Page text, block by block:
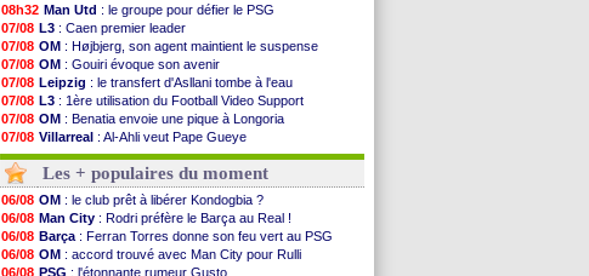
08h32 Man Utd : le groupe pour défier le PSG
07/08 L3 : Caen premier leader
07/08 OM : Højbjerg, son agent maintient le suspense
07/08 OM : Gouiri évoque son avenir
07/08 Leipzig : le transfert d'Asllani tombe à l'eau
07/08 L3 : 1ère utilisation du Football Video Support
07/08 OM : Benatia envoie une pique à Longoria
07/08 Villarreal : Al-Ahli veut Pape Gueye
07/08 Lyon: la dernière saison de Fonseca ?
07/08
OM: un nouveau prétendant pour Højbjerg
07/08 Brest: un gardien norvégien en approche ?
07/08 OM : McCourt a versé 120 M€ en 2026
07/08 PSG : 4 retours dans le groupe face à Man Utd ...
07/08 Nice: Kevin Carlos va partir en Italie
07/08 L1: prison avec sursis requis contre un arbitre
Les + populaires du moment
06/08 OM : le club prêt à libérer Kondogbia ?
06/08 Man City : Rodri préfère le Barça au Real !
06/08 Barça : Ferran Torres donne son feu vert au PSG
06/08 OM : accord trouvé avec Man City pour Rulli
06/08 PSG : l'étonnante rumeur Gusto